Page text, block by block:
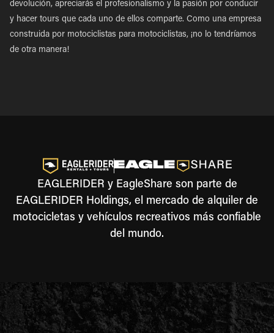
devolución, apreciarás el profesionalismo y la pasión por conducir
y hacer tours que cada uno de ellos comparte. Como una empresa
construida por motociclistas para motociclistas, ¡no lo tendríamos
de otra manera!
EAGLERIDER y EagleShare son parte de
EAGLERIDER Holdings, el mercado de alquiler de
motocicletas y vehículos recreativos más confiable
del mundo.